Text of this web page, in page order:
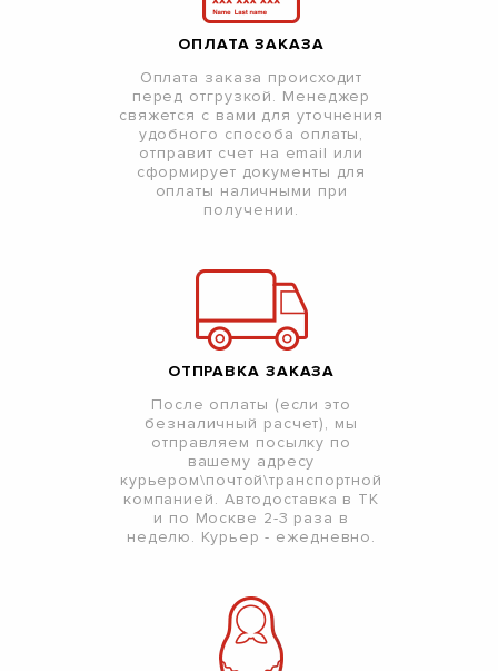
ОПЛАТА ЗАКАЗА
Оплата заказа происходит
перед отгрузкой. Менеджер
свяжется с вами для уточнения
удобного способа оплаты,
отправит счет на email или
сформирует документы для
оплаты наличными при
получении.
ОТПРАВКА ЗАКАЗА
После оплаты (если это
безналичный расчет), мы
отправляем посылку по
вашему адресу
курьером\почтой\транспортной
компанией. Автодоставка в ТК
и по Москве 2-3 раза в
неделю. Курьер - ежедневно.